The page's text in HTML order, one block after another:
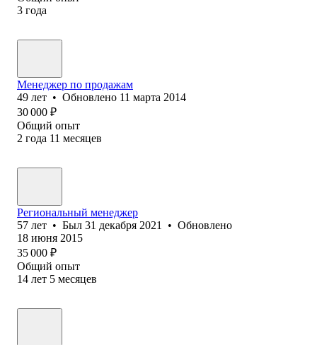
3 года
Менеджер по продажам
49 лет • Обновлено 11 марта 2014
30 000 ₽
Общий опыт
2 года 11 месяцев
Региональный менеджер
57 лет • Был 31 декабря 2021 • Обновлено
18 июня 2015
35 000 ₽
Общий опыт
14 лет 5 месяцев